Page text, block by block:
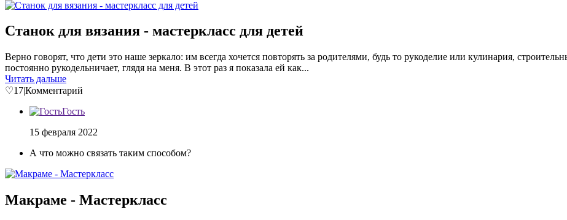
Станок для вязания - мастеркласс для детей
Верно говорят, что дети это наше зеркало: им всегда хочется повторять за родителями, будь то рукоделие или кулинария,
постоянно рукодельничает, глядя на меня. В этот раз я показала ей как...
Читать дальше
♡17|Комментарий
Гость
15 февраля 2022
А что можно связать таким способом?
Макраме - Мастеркласс